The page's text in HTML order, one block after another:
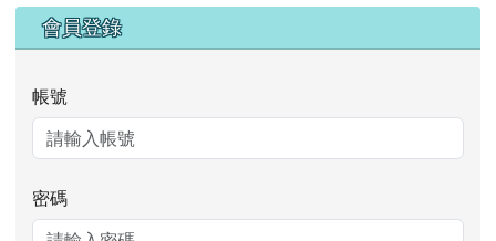
會員登錄
帳號
密碼